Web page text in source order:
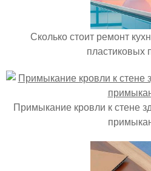
Сколько стоит ремонт
пластиковых
Примыкание кровли к стене